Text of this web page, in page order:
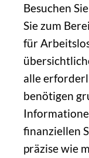
Besuchen
Sie zum
für
alle
benötigen
finanziellen
präzise wie